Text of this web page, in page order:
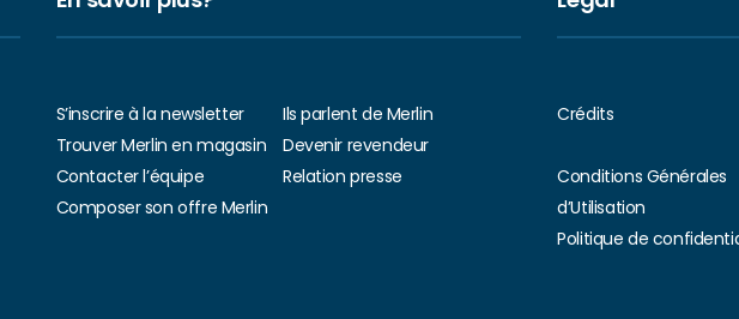
S’inscrire à la newsletter
Ils parlent de Merlin
Trouver Merlin en magasin
Devenir revendeur
Contacter l’équipe
Relation presse
Composer son offre Merlin
Crédits
Conditions Générales
d’Utilisation
Politique de